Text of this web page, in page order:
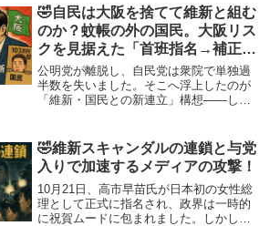
🤣自民は大阪を捨てて維新と組む
のか？蚊帳の外の国民。大阪リス
クを見据えた「首班指名→補正→
解散」シナリオ
公明党が離脱し、自民党は衆院で単独過
半数を失いました。そこへ浮上したのが
「維新・国民との新連立」構想――しか
まり、公明との関係は悪化の一途。関西
全体が政治の“震源地”に...
🤣維新スキャンダルの連鎖と与党
入りで加速するメディアの攻撃！
10月21日、高市早苗氏が日本初の女性総
理として正式に指名され、政界は一時的
に祝賀ムードに包まれました。しかし、